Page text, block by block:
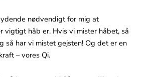
nødvendigt for mig at
vigtigt håb er. Hvis vi mister håbet, så
så har vi mistet gejsten! Og det er en
– vores Qi.